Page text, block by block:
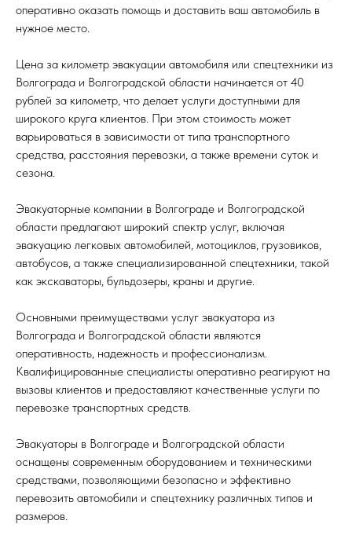
оперативно оказать помощь и доставить ваш автомобиль в
нужное место.
Цена за километр эвакуации автомобиля или спецтехники из
Волгограда и Волгоградской области начинается от 40
рублей за километр, что делает услуги доступными для
широкого круга клиентов. При этом стоимость может
варьироваться в зависимости от типа транспортного
средства, расстояния перевозки, а также времени суток и
сезона.
Эвакуаторные компании в Волгограде и Волгоградской
области предлагают широкий спектр услуг, включая
эвакуацию легковых автомобилей, мотоциклов, грузовиков,
автобусов, а также специализированной спецтехники, такой
как экскаваторы, бульдозеры, краны и другие.
Основными преимуществами услуг эвакуатора из
Волгограда и Волгоградской области являются
оперативность, надежность и профессионализм.
Квалифицированные специалисты оперативно реагируют на
вызовы клиентов и предоставляют качественные услуги по
перевозке транспортных средств.
Эвакуаторы в Волгограде и Волгоградской области
оснащены современным оборудованием и техническими
средствами, позволяющими безопасно и эффективно
перевозить автомобили и спецтехнику различных типов и
размеров.